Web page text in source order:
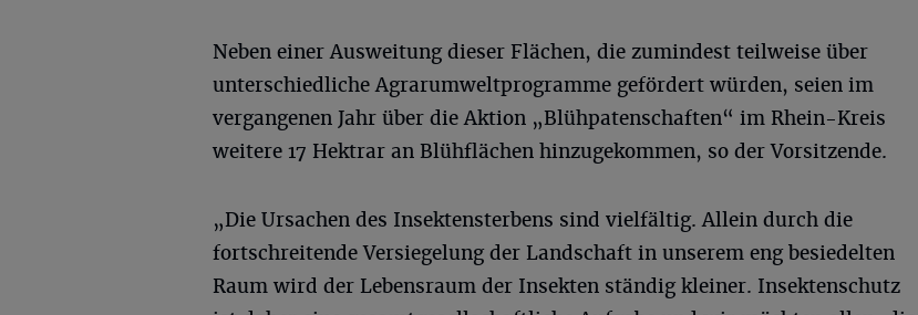
Neben einer Ausweitung dieser Flächen, die zumindest teilweise über
unterschiedliche Agrarumweltprogramme gefördert würden, seien im
vergangenen Jahr über die Aktion „Blühpatenschaften“ im Rhein-Kreis
weitere 17 Hektrar an Blühflächen hinzugekommen, so der Vorsitzende.
„Die Ursachen des Insektensterbens sind vielfältig. Allein durch die
fortschreitende Versiegelung der Landschaft in unserem eng besiedelten
Raum wird der Lebensraum der Insekten ständig kleiner. Insektenschutz